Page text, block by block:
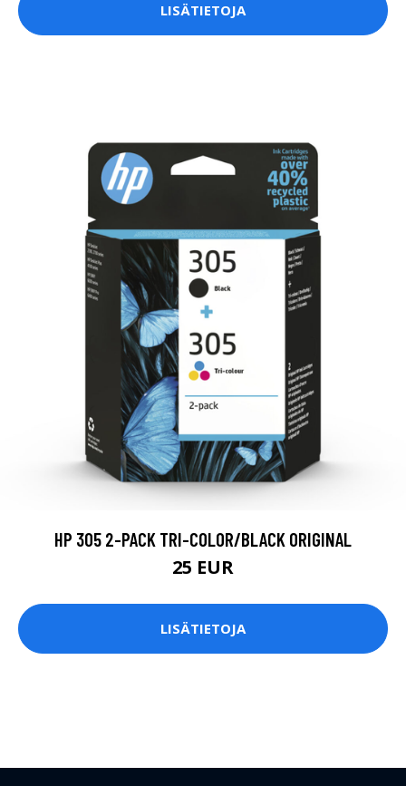
LISÄTIETOJA
HP 305 2-PACK TRI-COLOR/BLACK ORIGINAL
25 EUR
LISÄTIETOJA